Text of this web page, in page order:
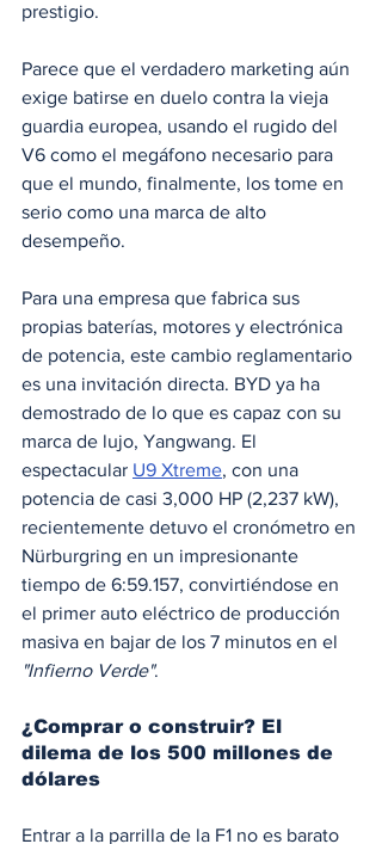
prestigio.
Parece que el verdadero marketing aún
exige batirse en duelo contra la vieja
guardia europea, usando el rugido del
V6 como el megáfono necesario para
que el mundo, finalmente, los tome en
serio como una marca de alto
desempeño.
Para una empresa que fabrica sus
propias baterías, motores y electrónica
de potencia, este cambio reglamentario
es una invitación directa. BYD ya ha
demostrado de lo que es capaz con su
marca de lujo, Yangwang. El
espectacular U9 Xtreme, con una
potencia de casi 3,000 HP (2,237 kW),
recientemente detuvo el cronómetro en
Nürburgring en un impresionante
tiempo de 6:59.157, convirtiéndose en
el primer auto eléctrico de producción
masiva en bajar de los 7 minutos en el
"Infierno Verde".
¿Comprar o construir? El
dilema de los 500 millones de
dólares
Entrar a la parrilla de la F1 no es barato